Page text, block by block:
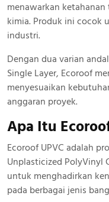
menawarkan
kimia. Produk ini cocok
industri.
Dengan dua varian
Single Layer, Ecoroof
menyesuaikan
anggaran proyek.
Apa Itu
Ecoroof UPVC adalah
Unplasticized PolyVinyl
untuk menghadirkan
pada berbagai jenis